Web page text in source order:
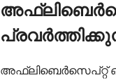
അഫ്‌ലിബെർസെപ്റ്റ്